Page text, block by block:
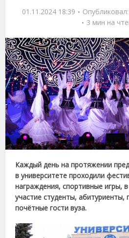
01.11.2024 18:39 Опубликовал:
3 мин на
Каждый день на протяжении
в университете проходили
награждения, спортивные игры,
участие студенты, абитуриенты,
почётные гости вуза.